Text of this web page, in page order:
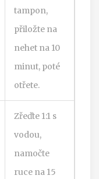
tampon,
přiložte na
nehet na 10
minut, poté
otřete.
Zřeďte 1:1 s
vodou,
namočte
ruce na 15